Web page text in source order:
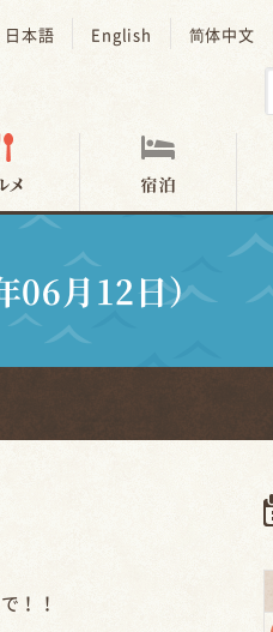
日本語 English 简体中文
06月12日）
！！